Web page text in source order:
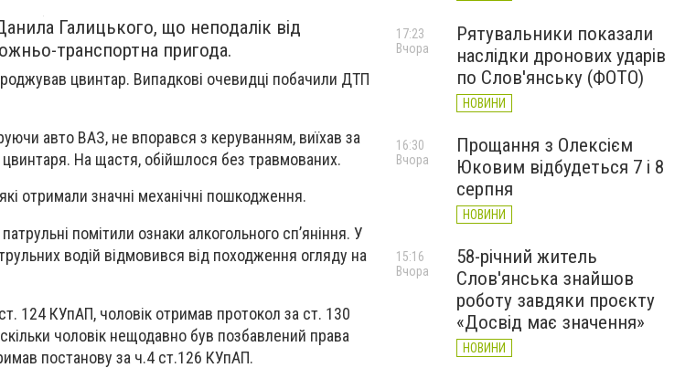
Галицького, що неподалік від
транспортна пригода.
цвинтар. Випадкові очевидці побачили ДТП
авто ВАЗ, не впорався з керуванням, виїхав за
цвинтаря. На щастя, обійшлося без травмованих.
отримали значні механічні пошкодження.
помітили ознаки алкогольного сп’яніння. У
водій відмовився від походження огляду на
124 КУпАП, чоловік отримав протокол за ст. 130
чоловік нещодавно був позбавлений права
постанову за ч.4 ст.126 КУпАП.
Рятувальники показали
наслідки дронових ударів
по Слов'янську (ФОТО)
НОВИНИ
17:23
Вчора
Прощання з Олексієм
Юковим відбудеться 7 і 8
серпня
НОВИНИ
16:30
Вчора
58-річний житель
Слов'янська знайшов
роботу завдяки проєкту
«Досвід має значення»
НОВИНИ
15:16
Вчора